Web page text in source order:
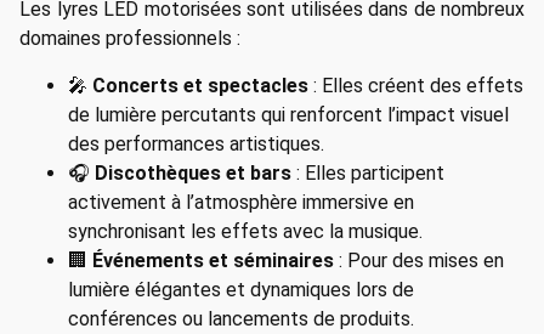
Les lyres LED motorisées sont utilisées dans de nombreux
domaines professionnels :
🎤 Concerts et spectacles : Elles créent des effets
de lumière percutants qui renforcent l’impact visuel
des performances artistiques.
🎧 Discothèques et bars : Elles participent
activement à l’atmosphère immersive en
synchronisant les effets avec la musique.
🏢 Événements et séminaires : Pour des mises en
lumière élégantes et dynamiques lors de
conférences ou lancements de produits.